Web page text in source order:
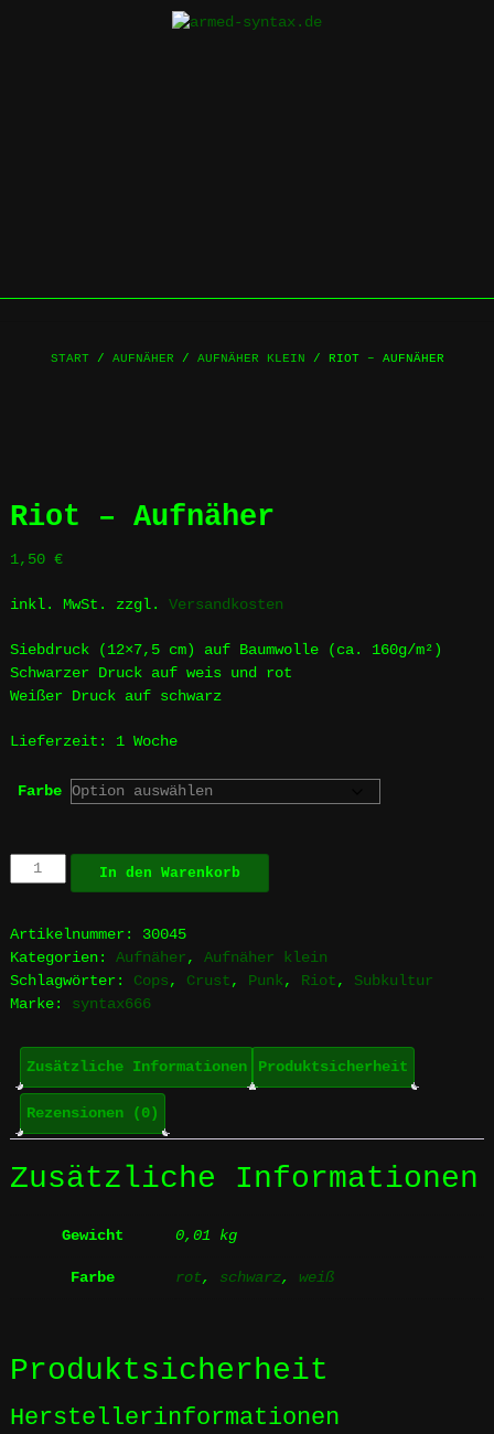
START/ AUFNÄHER / AUFNÄHER KLEIN / RIOT – AUFNÄHER
Riot – Aufnäher
1,50 €
inkl. MwSt. zzgl. Versandkosten
Siebdruck (12×7,5 cm) auf Baumwolle (ca. 160g/m²)
Schwarzer Druck auf weis und rot
Weißer Druck auf schwarz
Lieferzeit: 1 Woche
Farbe
Riot
-
Menge
In den Warenkorb
Artikelnummer: 30045
Kategorien: Aufnäher, Aufnäher klein
Schlagwörter: Cops, Crust, Punk, Riot, Subkultur
Marke: syntax666
Zusätzliche Informationen Produktsicherheit
Rezensionen (0)
Zusätzliche Informationen
Gewicht 0,01 kg
Farbe rot, schwarz, weiß
Produktsicherheit
Herstellerinformationen